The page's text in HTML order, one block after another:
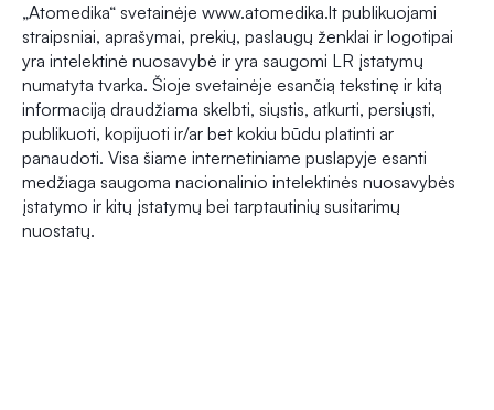
„Atomedika“ svetainėje www.atomedika.lt publikuojami
straipsniai, aprašymai, prekių, paslaugų ženklai ir logotipai
yra intelektinė nuosavybė ir yra saugomi LR įstatymų
numatyta tvarka. Šioje svetainėje esančią tekstinę ir kitą
informaciją draudžiama skelbti, siųstis, atkurti, persiųsti,
publikuoti, kopijuoti ir/ar bet kokiu būdu platinti ar
panaudoti. Visa šiame internetiniame puslapyje esanti
medžiaga saugoma nacionalinio intelektinės nuosavybės
įstatymo ir kitų įstatymų bei tarptautinių susitarimų
nuostatų.